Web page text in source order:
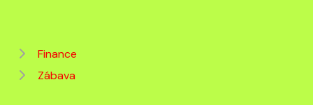
Finance
Zábava